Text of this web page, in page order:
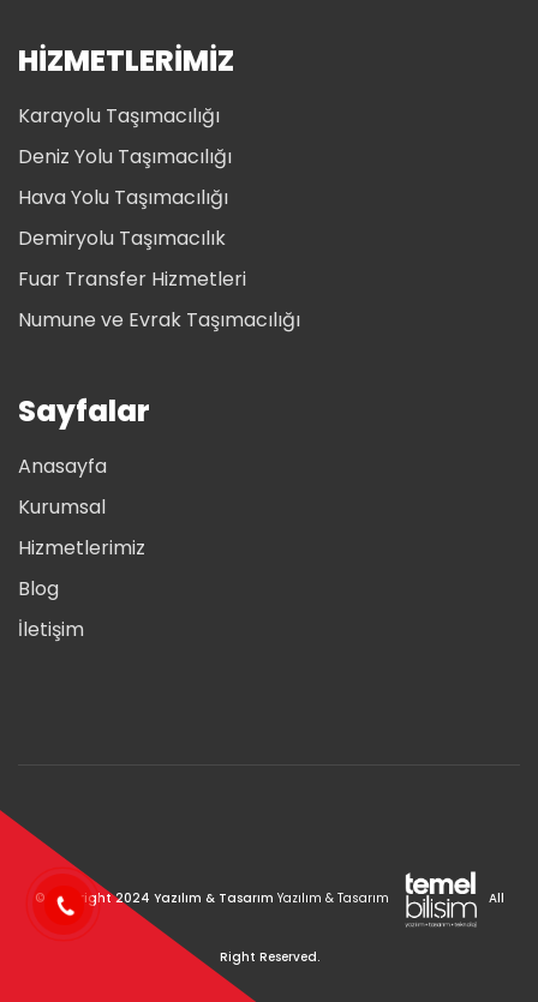
HİZMETLERİMİZ
Karayolu Taşımacılığı
Deniz Yolu Taşımacılığı
Hava Yolu Taşımacılığı
Demiryolu Taşımacılık
Fuar Transfer Hizmetleri
Numune ve Evrak Taşımacılığı
Sayfalar
Anasayfa
Kurumsal
Hizmetlerimiz
Blog
İletişim
© Copyright 2024 Yazılım & Tasarım Yazılım & Tasarım All
Right Reserved.